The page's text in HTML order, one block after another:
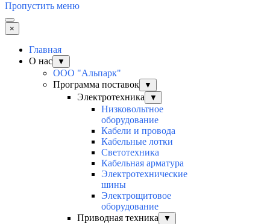
Пропустить меню
×
Главная
О нас
▼
ООО "Альпарк"
Программа поставок
▼
Электротехника ▼
Низковольтное
оборудование
Кабели и провода
Кабельные лотки
Светотехника
Кабельная арматура
Электротехнические
шины
Электрощитовое
оборудование
Приводная техника
▼